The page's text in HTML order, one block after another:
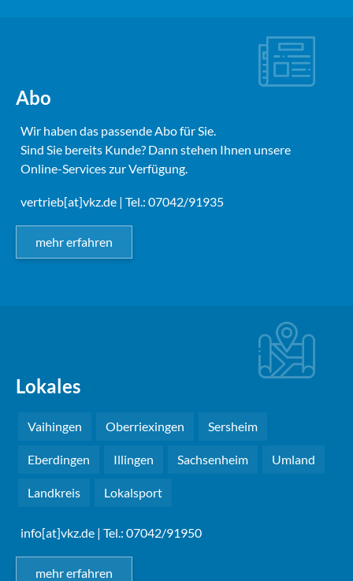
Abo
Wir haben das passende Abo für Sie.
Sind Sie bereits Kunde? Dann stehen Ihnen unsere
Online-Services zur Verfügung.
vertrieb[at]vkz.de | Tel.: 07042/91935
mehr erfahren
Lokales
Vaihingen Oberriexingen Sersheim
Eberdingen Illingen Sachsenheim Umland
Landkreis Lokalsport
info[at]vkz.de | Tel.: 07042/91950
mehr erfahren